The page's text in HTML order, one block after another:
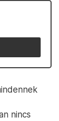
nincs